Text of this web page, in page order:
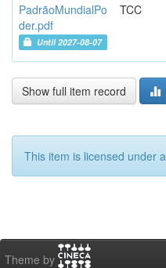
PadrãoMundialPo
der.pdf
Until 2027-08-07
TCC
Show full item record
This item is licensed under a
Theme by